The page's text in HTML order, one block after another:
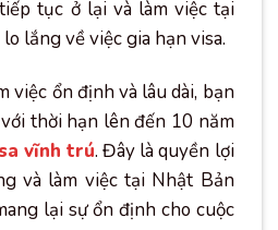
tục ở lại và làm việc tại
lắng về việc gia hạn visa.
việc ổn định và lâu dài, bạn
thời hạn lên đến 10 năm
vĩnh trú. Đây là quyền lợi
và làm việc tại Nhật Bản
lại sự ổn định cho cuộc